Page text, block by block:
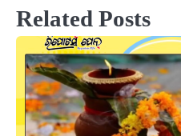
Related Posts